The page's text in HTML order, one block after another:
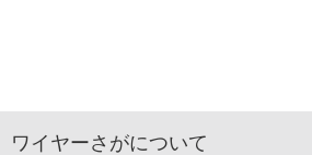
ワイヤーさがについて